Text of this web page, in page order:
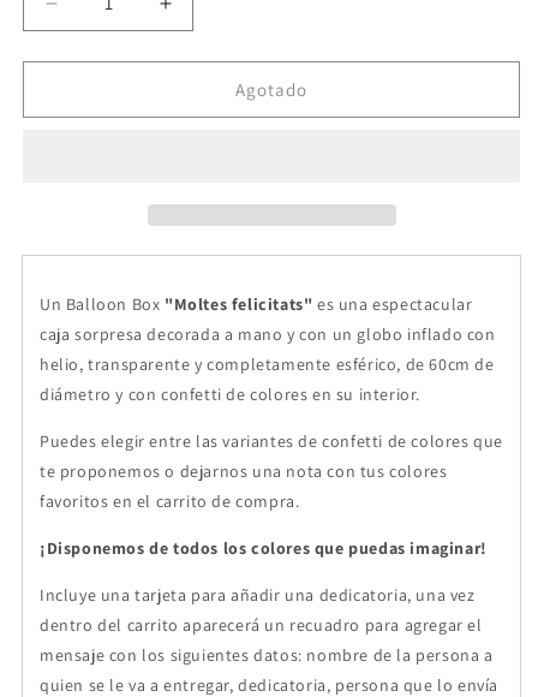
Reducir
cantidad
para
Box
Aumentar
cantidad
para
Box
Agotado
Un Balloon Box "Moltes felicitats" es una espectacular
caja sorpresa decorada a mano y con un globo inflado con
helio, transparente y completamente esférico, de 60cm de
diámetro y con confetti de colores en su interior.
Puedes elegir entre las variantes de confetti de colores que
te proponemos o dejarnos una nota con tus colores
favoritos en el carrito de compra.
¡Disponemos de todos los colores que puedas imaginar!
Incluye una tarjeta para añadir una dedicatoria, una vez
dentro del carrito aparecerá un recuadro para agregar el
mensaje con los siguientes datos: nombre de la persona a
quien se le va a entregar, dedicatoria, persona que lo envía